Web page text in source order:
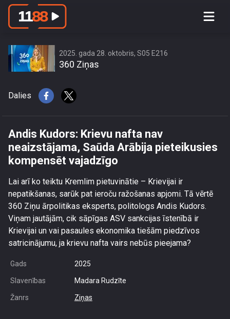
Andis Kudors: Krievu nafta nav
pieteikusies kompensēt vajadzīgo
2025. gada 28. oktobris, S05 E216
360 Ziņas
Dalies
Andis Kudors: Krievu nafta nav
neaizstājama, Saūda Arābija pieteikusies
kompensēt vajadzīgo
Lai arī ko teiktu Kremlim pietuvinātie – Krievijai ir
nepatikšanas, sarūk pat ieroču ražošanas apjomi. Tā vērtē
360 Ziņu ārpolitikas eksperts, politologs Andis Kudors.
Viņam jautājām, cik sāpīgas ASV sankcijas īstenībā ir
Krievijai un vai pasaules ekonomika tiešām piedzīvos
satricinājumu, ja krievu nafta vairs nebūs pieejama?
Gads 2025
Slavenības Madara Rudzīte
Žanrs Ziņas